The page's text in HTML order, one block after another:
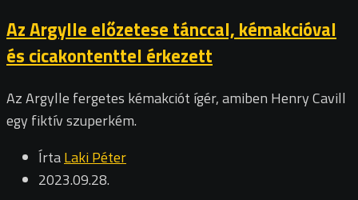
Az Argylle előzetese tánccal, kémakcióval
és cicakontenttel érkezett
Az Argylle fergetes kémakciót ígér, amiben Henry Cavill
egy fiktív szuperkém.
ÍrtaLaki Péter
2023.09.28.